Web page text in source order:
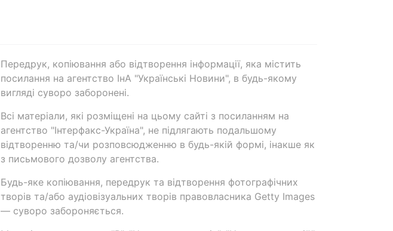
Передрук, копіювання або відтворення інформації, яка містить
посилання на агентство ІнА "Українські Новини", в будь-якому
вигляді суворо заборонені.
Всі матеріали, які розміщені на цьому сайті з посиланням на
агентство "Інтерфакс-Україна", не підлягають подальшому
відтворенню та/чи розповсюдженню в будь-якій формі, інакше як
з письмового дозволу агентства.
Будь-яке копіювання, передрук та відтворення фотографічних
творів та/або аудіовізуальних творів правовласника Getty Images
— суворо забороняється.